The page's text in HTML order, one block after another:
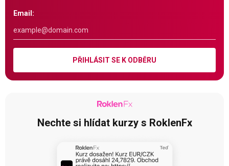
Email:
PŘIHLÁSIT SE K ODBĚRU
Nechte si hlídat kurzy s RoklenFx